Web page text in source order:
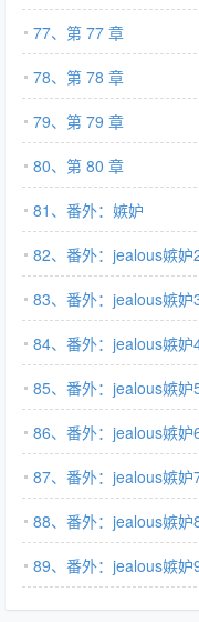
77、第 77 章
78、第 78 章
79、第 79 章
80、第 80 章
81、番外：嫉妒
82、番外：jealous嫉妒
83、番外：jealous嫉妒
84、番外：jealous嫉妒
85、番外：jealous嫉妒
86、番外：jealous嫉妒
87、番外：jealous嫉妒
88、番外：jealous嫉妒
89、番外：jealous嫉妒